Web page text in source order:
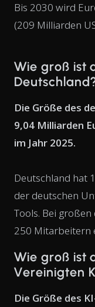
Bis 2030 wird
(209 Milliarden
Wie groß ist
Die Größe des
9,04 Milliarden
im Jahr 2025.
Deutschland hat
der deutschen
Tools. Bei
250 Mitarbeitern
Wie groß ist
Vereinigten
Die Größe des